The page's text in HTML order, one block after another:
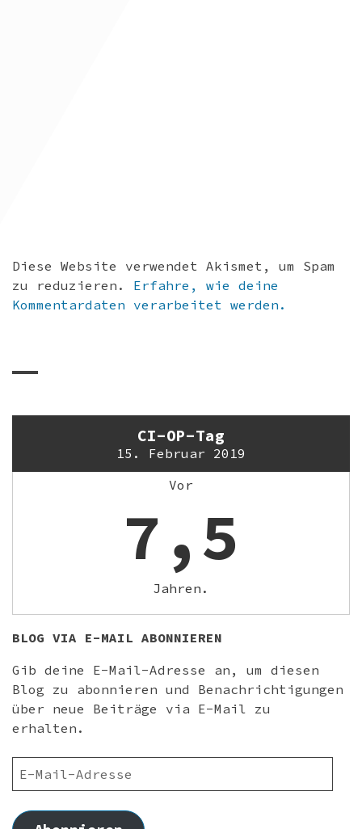
Diese Website verwendet Akismet, um Spam
zu reduzieren. Erfahre, wie deine
Kommentardaten verarbeitet werden.
CI-OP-Tag
15. Februar 2019
Vor
7,5
Jahren.
BLOG VIA E-MAIL ABONNIEREN
Gib deine E-Mail-Adresse an, um diesen
Blog zu abonnieren und Benachrichtigungen
über neue Beiträge via E-Mail zu
erhalten.